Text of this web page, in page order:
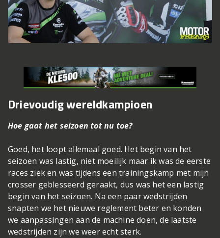
Drievoudig wereldkampioen
Hoe gaat het seizoen tot nu toe?
Goed, het loopt allemaal goed. Het begin van het
seizoen was lastig, niet moeilijk maar ik was de eerste
races ziek en was tijdens een trainingskamp met mijn
crosser geblesseerd geraakt, dus was het een lastig
begin van het seizoen. Na een paar wedstrijden
snapten we het nieuwe reglement beter en konden
we aanpassingen aan de machine doen, de laatste
wedstrijden zijn we weer echt sterk.